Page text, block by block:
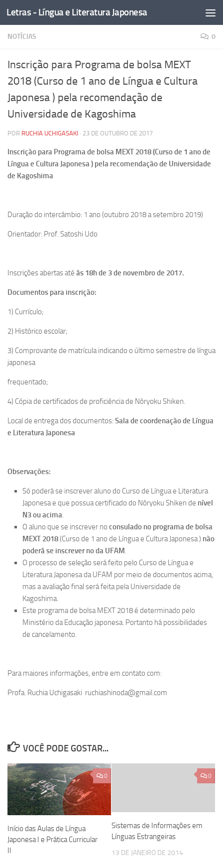
Skip to content
Letras - Língua e Literatura Japonesa
NOTÍCIAS 0
Inscrição para Programa de bolsa MEXT
2018 (Curso de 1 ano de Língua e Cultura
Japonesa ) pela recomendação de
Universidade de Kagoshima
POR RUCHIA UCHIGASAKI · 23 DE OUTUBRO DE 2017
Inscrição para Programa de bolsa MEXT 2018 (Curso de 1 ano de
Língua e Cultura Japonesa ) pela recomendação de Universidade
de Kagoshima
Duração do intercâmbio: 1 ano (outubro 2018 a setembro 2019)
Orientador: Prof. Satoshi Udo
Inscrições abertas até às 18h de 3 de novembro de 2017.
Documentos para inscrição:
1) Currículo;
2) Histórico escolar;
3) Comprovante de matrícula indicando o último semestre de língua
japonesa
frequentado;
4) Cópia de certificados de proficiência de Nôryoku Shiken.
Local de entrega dos documentos: Sala de coordenação de Língua
e Literatura Japonesa
Observações:
Só poderá se inscrever aluno do Curso de Língua e Literatura
Japonesa e que possua certificado do Nôryoku Shiken de nível
N3ou acima.
O aluno que se inscrever no consulado no programa de bolsa
MEXT 2018(Curso de 1 ano de Língua e Cultura Japonesa ) não
poderá se inscrever no da UFAM.
O processo de seleção será feito pelo Curso de Língua e
Literatura Japonesa da UFAM por meio de documentos acima,
mas a avaliação final será feita pela Universidade de
Kagoshima.
Este programa de bolsa MEXT 2018 é determinado pelo
Ministério da Educação japonesa. Portanto há possibilidades
de cancelamento.
Para maiores informações, entre em contato com:
Profa. Ruchia Uchigasaki ruchiashinoda@gmail.com
VOCÊ PODE GOSTAR...
0
Início das Aulas de Língua
Japonesa I e Prática Curricular
II
0
Sistemas de Informações em
Línguas Estrangeiras
13 DE JANEIRO DE 2014